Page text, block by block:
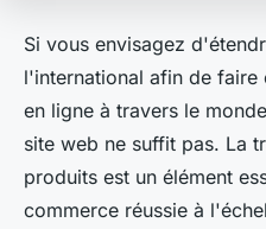
Si vous envisagez
l'international afin de
en ligne à travers le
site web ne suffit pas. La
produits est un élément
commerce réussie à